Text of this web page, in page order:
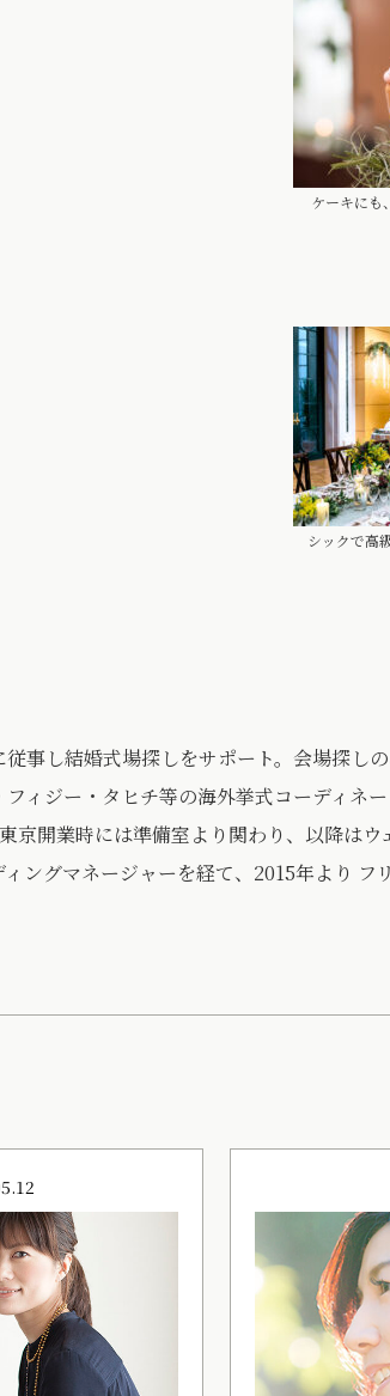
ケーキにも
シックで高
従事し結婚式場探しをサポート。会場探し
ィジー・タヒチ等の海外挙式コーディネ
京開業時には準備室より関わり、以降は
ングマネージャーを経て、2015年より フ